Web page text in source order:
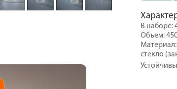
В наборе:
Объем:
стекло